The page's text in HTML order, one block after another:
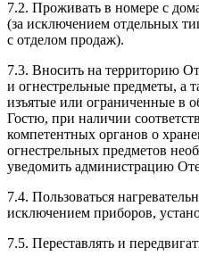
7.2. Проживать в номере с
(за исключением отдельных
с отделом продаж).
7.3. Вносить на территорию
и огнестрельные предметы, а
изъятые или ограниченные в
Гостю, при наличии
компетентных органов о
огнестрельных предметов
уведомить администрацию
7.4. Пользоваться
исключением приборов,
7.5. Переставлять и